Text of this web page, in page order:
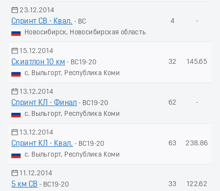
23.12.2014
Спринт СВ - Квал. - ВС
Новосибирск, Новосибирская область
4 -
15.12.2014
Скиатлон 10 км - ВС19-20
с. Выльгорт, Республика Коми
32 145.65
13.12.2014
Спринт КЛ - Финал - ВС19-20
с. Выльгорт, Республика Коми
62 -
13.12.2014
Спринт КЛ - Квал. - ВС19-20
с. Выльгорт, Республика Коми
63 238.86
11.12.2014
5 км СВ - ВС19-20
33 122.62